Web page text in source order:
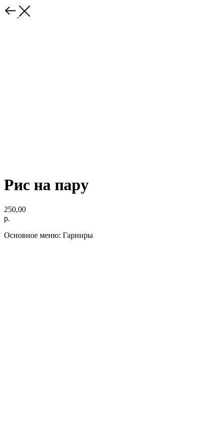
Рис на пару
250,00
р.
Основное меню: Гарниры